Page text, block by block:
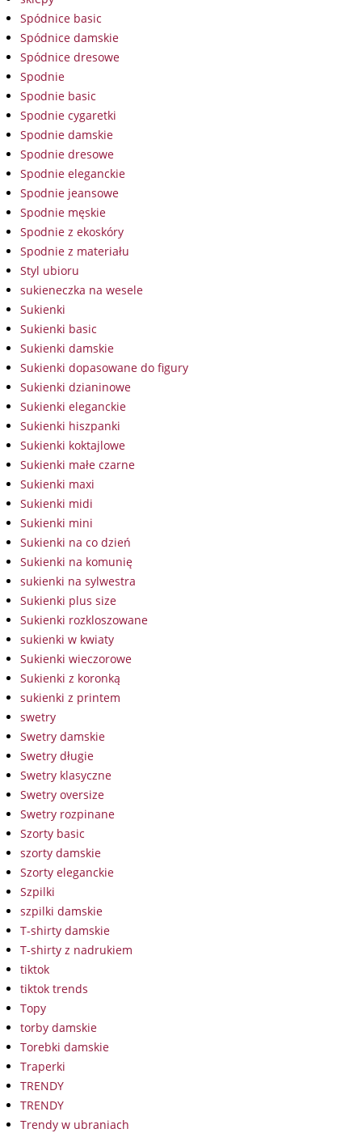
Spódnice basic
Spódnice damskie
Spódnice dresowe
Spodnie
Spodnie basic
Spodnie cygaretki
Spodnie damskie
Spodnie dresowe
Spodnie eleganckie
Spodnie jeansowe
Spodnie męskie
Spodnie z ekoskóry
Spodnie z materiału
Styl ubioru
sukieneczka na wesele
Sukienki
Sukienki basic
Sukienki damskie
Sukienki dopasowane do figury
Sukienki dzianinowe
Sukienki eleganckie
Sukienki hiszpanki
Sukienki koktajlowe
Sukienki małe czarne
Sukienki maxi
Sukienki midi
Sukienki mini
Sukienki na co dzień
Sukienki na komunię
sukienki na sylwestra
Sukienki plus size
Sukienki rozkloszowane
sukienki w kwiaty
Sukienki wieczorowe
Sukienki z koronką
sukienki z printem
swetry
Swetry damskie
Swetry długie
Swetry klasyczne
Swetry oversize
Swetry rozpinane
Szorty basic
szorty damskie
Szorty eleganckie
Szpilki
szpilki damskie
T-shirty damskie
T-shirty z nadrukiem
tiktok
tiktok trends
Topy
torby damskie
Torebki damskie
Traperki
TRENDY
TRENDY
Trendy w ubraniach